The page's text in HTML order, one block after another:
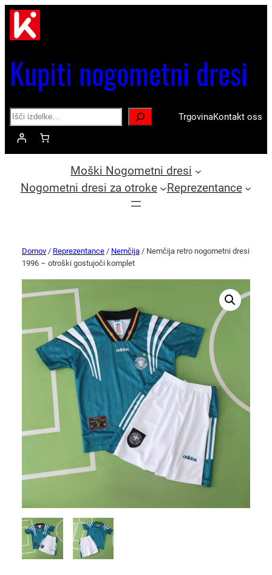
Kupiti nogometni dresi
Search TrgovinaKontakt oss
Moški Nogometni dresi
Nogometni dresi za otroke
Reprezentance
Domov / Reprezentance / Nemčija / Nemčija retro nogometni dresi
1996 – otroški gostujoči komplet